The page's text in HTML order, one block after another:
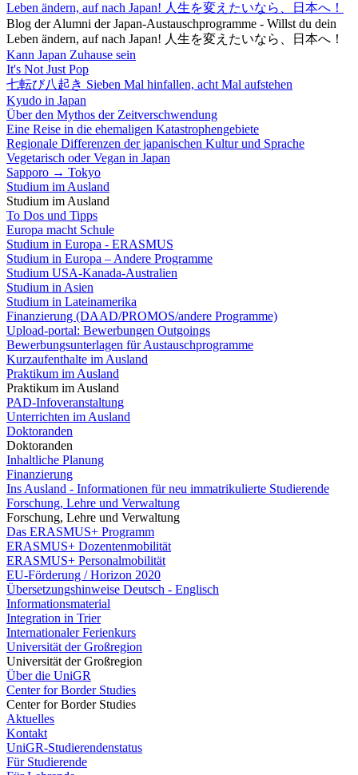
Leben ändern, auf nach Japan! 人生を変えたいなら、日本へ！
Blog der Alumni der Japan-Austauschprogramme - Willst du dein
Leben ändern, auf nach Japan! 人生を変えたいなら、日本へ！
Kann Japan Zuhause sein
It's Not Just Pop
七転び八起き Sieben Mal hinfallen, acht Mal aufstehen
Kyudo in Japan
Über den Mythos der Zeitverschwendung
Eine Reise in die ehemaligen Katastrophengebiete
Regionale Differenzen der japanischen Kultur und Sprache
Vegetarisch oder Vegan in Japan
Sapporo → Tokyo
Studium im Ausland
Studium im Ausland
To Dos und Tipps
Europa macht Schule
Studium in Europa - ERASMUS
Studium in Europa – Andere Programme
Studium USA-Kanada-Australien
Studium in Asien
Studium in Lateinamerika
Finanzierung (DAAD/PROMOS/andere Programme)
Upload-portal: Bewerbungen Outgoings
Bewerbungsunterlagen für Austauschprogramme
Kurzaufenthalte im Ausland
Praktikum im Ausland
Praktikum im Ausland
PAD-Infoveranstaltung
Unterrichten im Ausland
Doktoranden
Doktoranden
Inhaltliche Planung
Finanzierung
Ins Ausland - Informationen für neu immatrikulierte Studierende
Forschung, Lehre und Verwaltung
Forschung, Lehre und Verwaltung
Das ERASMUS+ Programm
ERASMUS+ Dozentenmobilität
ERASMUS+ Personalmobilität
EU-Förderung / Horizon 2020
Übersetzungshinweise Deutsch - Englisch
Informationsmaterial
Integration in Trier
Internationaler Ferienkurs
Universität der Großregion
Universität der Großregion
Über die UniGR
Center for Border Studies
Center for Border Studies
Aktuelles
Kontakt
UniGR-Studierendenstatus
Für Studierende